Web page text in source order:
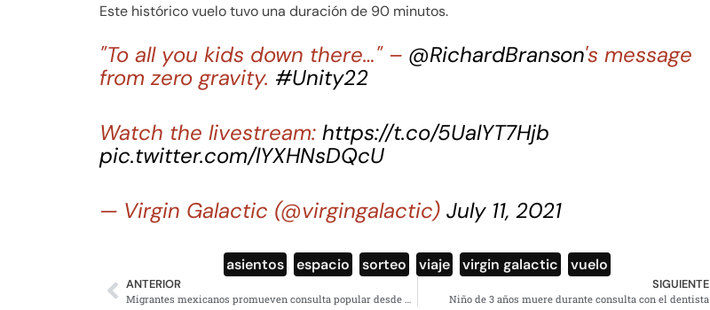
Este histórico vuelo tuvo una duración de 90 minutos.
"To all you kids down there…" – @RichardBranson's message
from zero gravity. #Unity22
Watch the livestream: https://t.co/5UalYT7Hjb
pic.twitter.com/lYXHNsDQcU
— Virgin Galactic (@virgingalactic) July 11, 2021
asientos espacio sorteo viaje virgin galactic vuelo
ANTERIOR SIGUIENTE
Niño de 3 años muere durante consulta con el dentista